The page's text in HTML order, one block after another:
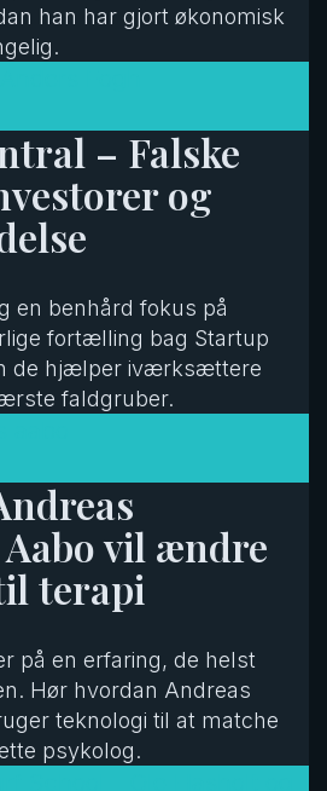
han har gjort økonomisk
– Falske
og
en benhård fokus på
fortælling bag Startup
de hjælper iværksættere
faldgruber.
vil ændre
terapi
på en erfaring, de helst
Hør hvordan Andreas
teknologi til at matche
psykolog.